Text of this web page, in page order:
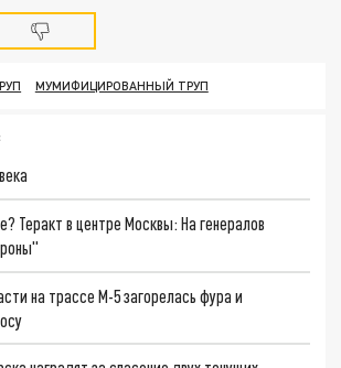
МУМИФИЦИРОВАННЫЙ ТРУП
Теракт в центре Москвы: На генералов
на трассе М-5 загорелась фура и